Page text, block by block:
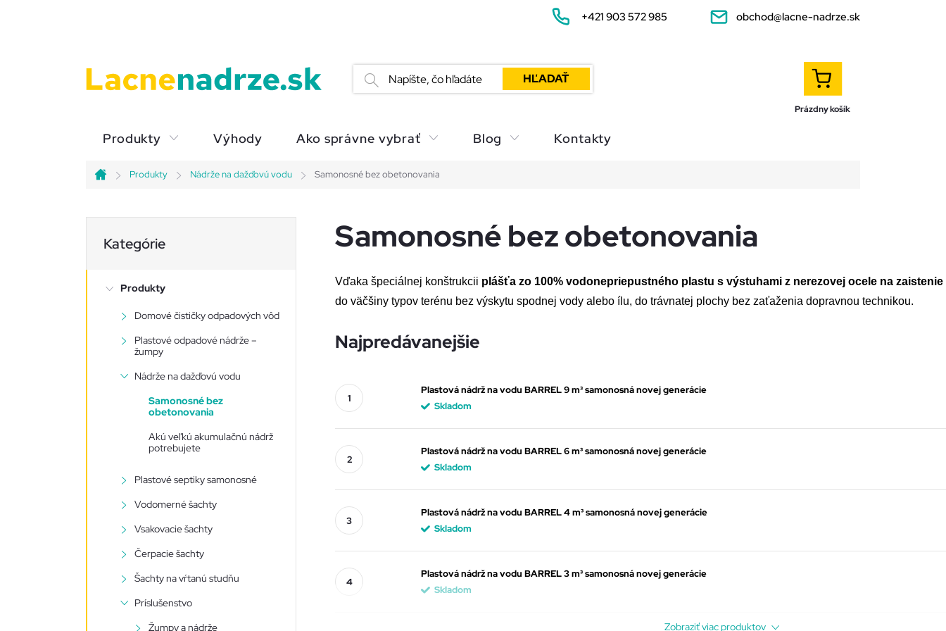
+421 903 572 985 obchod@lacne-nadrze.sk
HĽADAŤ
KOŠÍK
Prázdny košík
Produkty Výhody Ako správne vybrať Blog Kontakty
Domov
Produkty Nádrže na dažďovú vodu Samonosné bez obetonovania
o
kategórie
Kategórie
Produkty
Domové čističky odpadových vôd
Plastové odpadové nádrže –
žumpy
Nádrže na dažďovú vodu
Samonosné bez
obetonovania
Akú veľkú akumulačnú nádrž
potrebujete
Plastové septiky samonosné
Vodomerné šachty
Vsakovacie šachty
Čerpacie šachty
Šachty na vŕtanú studňu
Príslušenstvo
Žumpy a nádrže
Samonosné bez obetonovania
Vďaka špeciálnej konštrukcii plášťa zo 100% vodonepriepustného plastu s výstuhami z nerezovej ocele na
do väčšiny typov terénu bez výskytu spodnej vody alebo ílu, do trávnatej plochy bez zaťaženia dopravnou technikou.
Najpredávanejšie
Plastová nádrž na vodu BARREL 9 m³ samonosná novej generácie
Skladom
Plastová nádrž na vodu BARREL 6 m³ samonosná novej generácie
Skladom
Plastová nádrž na vodu BARREL 4 m³ samonosná novej generácie
Skladom
Plastová nádrž na vodu BARREL 3 m³ samonosná novej generácie
Skladom
Zobraziť viac produktov